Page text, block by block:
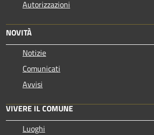
Autorizzazioni
NOVITÀ
Notizie
Comunicati
Avvisi
VIVERE IL COMUNE
Luoghi